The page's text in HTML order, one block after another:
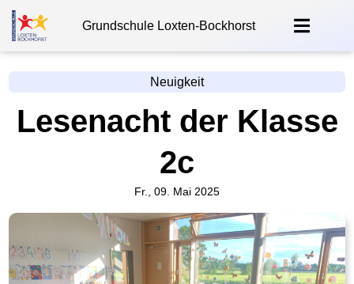
Grundschule Loxten-Bockhorst
Neuigkeit
Lesenacht der Klasse
2c
Fr., 09. Mai 2025